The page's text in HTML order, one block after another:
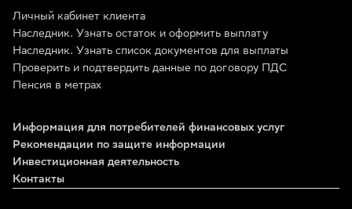
Личный кабинет клиента
Наследник. Узнать остаток и оформить выплату
Наследник. Узнать список документов для выплаты
Проверить и подтвердить данные по договору ПДС
Пенсия в метрах
Информация для потребителей финансовых услуг
Рекомендации по защите информации
Инвестиционная деятельность
Контакты